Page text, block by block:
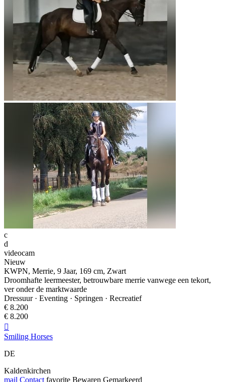
c
d
videocam
Nieuw
KWPN, Merrie, 9 Jaar, 169 cm, Zwart
Droomhafte leermeester, betrouwbare merrie vanwege een tekort,
ver onder de marktwaarde
Dressuur · Eventing · Springen · Recreatief
€ 8.200
€ 8.200

Smiling Horses
DE
Kaldenkirchen
mail Contact favorite Bewaren Gemarkeerd